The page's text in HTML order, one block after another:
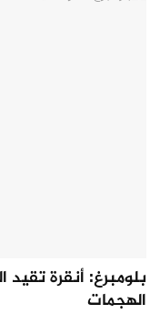
بلومبرغ: أنقرة تقيد
الهجمات